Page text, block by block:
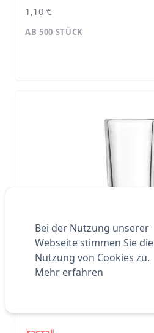
1,10 €
AB 500 STÜCK
Bei der Nutzung unserer
Webseite stimmen Sie die
Nutzung von Cookies zu.
Mehr erfahren